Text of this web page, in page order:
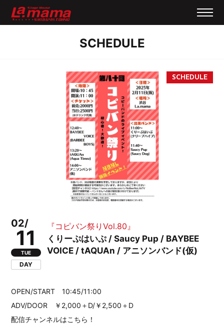
SCHEDULE
02/
11
TUE
DAY
『コピバン祭りVol.80』
くりーぷはいぷ / Saucy Pup / BAYBEE
VOICE / tAQUAn / アニソンバンド(仮)
OPEN/START 10:45/11:00
ADV/DOOR ￥2,000＋D/￥2,500＋D
配信チャンネルはこちら！